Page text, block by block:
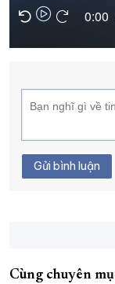
XÂY DỰNG KHÁNH
ĐẠI HỘI ĐẢNG CÁC
0:00
Gửi bình luận
Cùng chuyên